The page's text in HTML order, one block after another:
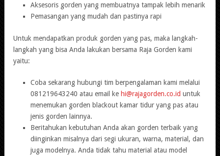
Aksesoris gorden yang membuatnya tampak lebih menarik
Pemasangan yang mudah dan pastinya rapi
Untuk mendapatkan produk gorden yang pas, maka langkah-
langkah yang bisa Anda lakukan bersama Raja Gorden kami
yaitu:
Coba sekarang hubungi tim berpengalaman kami melalui
081219643240 atau email ke hi@rajagorden.co.id untuk
menemukan gorden blackout kamar tidur yang pas atau
jenis gorden lainnya.
Beritahukan kebutuhan Anda akan gorden terbaik yang
diinginkan misalnya dari segi ukuran, warna, material, dan
juga modelnya. Anda tidak tahu material atau model